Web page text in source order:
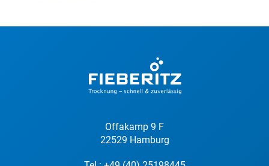
Offakamp 9 F
22529 Hamburg